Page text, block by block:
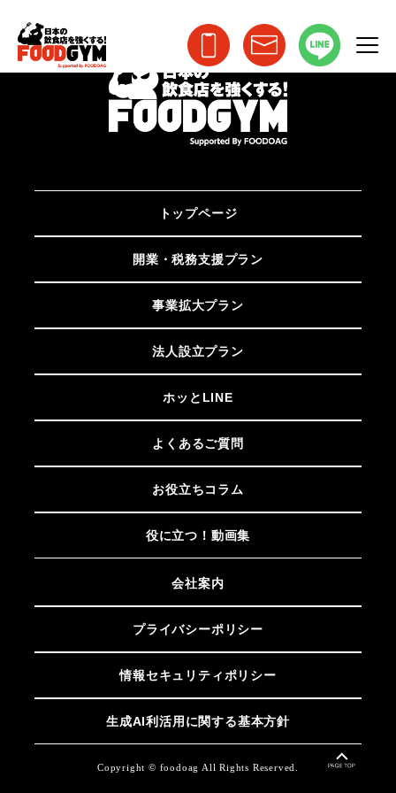
トップページ
開業・税務支援プラン
事業拡大プラン
法人設立プラン
ホッとLINE
よくあるご質問
お役立ちコラム
役に立つ！動画集
会社案内
プライバシーポリシー
情報セキュリティポリシー
生成AI利活用に関する基本方針
Copyright © foodoag All Rights Reserved.